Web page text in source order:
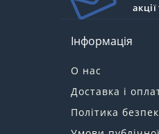
Інформація
О нас
Доставка і
Політика